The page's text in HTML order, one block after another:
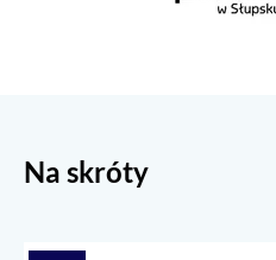
Na skróty